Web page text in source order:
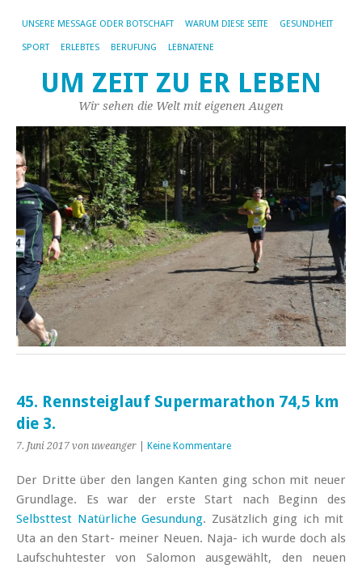
UNSERE MESSAGE ODER BOTSCHAFT WARUM DIESE SEITE GESUNDHEIT
SPORT ERLEBTES BERUFUNG LEBNATENE
UM ZEIT ZU ER LEBEN
Wir sehen die Welt mit eigenen Augen
45. Rennsteiglauf Supermarathon 74,5 km
die 3.
7. Juni 2017 von uweanger Keine Kommentare
Der Dritte über den langen Kanten ging schon mit neuer
Grundlage. Es war der erste Start nach Beginn des
Selbsttest Natürliche Gesundung. Zusätzlich ging ich mit
Uta an den Start- meiner Neuen. Naja- ich wurde doch als
Laufschuhtester von Salomon ausgewählt, den neuen